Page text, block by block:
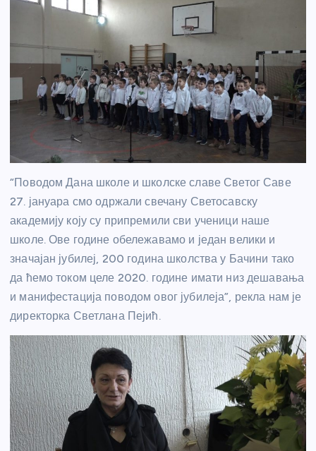
“Поводом Дана школе и школске славе Светог Саве
27. јануара смо одржали свечану Светосавску
академију коју су припремили сви ученици наше
школе. Ове године обележавамо и један велики и
значајан јубилеј, 200 година школства у Бачини тако
да ћемо током целе 2020. године имати низ дешавања
и манифестација поводом овог јубилеја”, рекла нам је
директорка Светлана Пејић.